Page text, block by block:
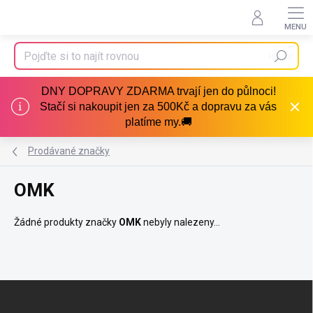
DNY DOPRAVY ZDARMA trvají jen do půlnoci!
Stačí si nakoupit jen za 500Kč a dopravu za vás
platíme my.🚚
Hledat
Prodávané značky
OMK
Žádné produkty značky OMKnebyly nalezeny...